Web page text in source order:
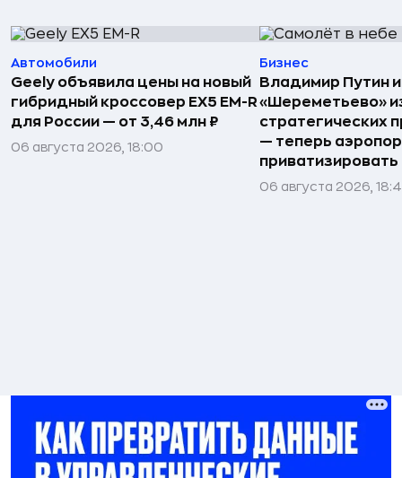
Автомобили
Geely объявила цены на новый
гибридный кроссовер EX5 EM-R
для России — от 3,46 млн ₽
06 августа 2026, 18:00
Бизнес
Владимир Путин
«Шереметьево»
стратегических
— теперь
приватизировать
06 августа 2026,